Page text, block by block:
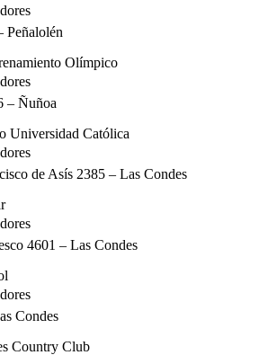
Peñalolén
Olímpico
– Ñuñoa
Universidad Católica
de Asís 2385 – Las Condes
4601 – Las Condes
Condes
Country Club